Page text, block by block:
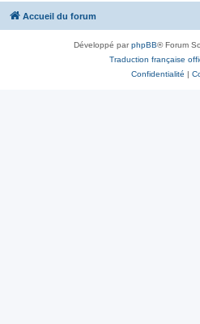
Accueil du forum
Développé parphpBB® Forum
Traduction française
Confidentialité |